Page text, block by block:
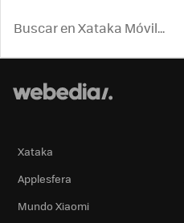
Xataka
Applesfera
Mundo Xiaomi